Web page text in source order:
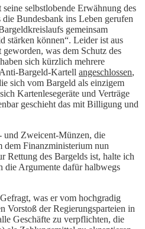
seine selbstlobende Erwähnung des
Bundesbank ins Leben gerufen
gemeinsam
stärken können“. Leider ist aus
was dem Schutz des
sich kürzlich mehrere
Bargeld-Kartell angeschlossen,
sich vom Bargeld als einzigem
Kartenlesegeräte und Verträge
geschieht das mit Billigung und
und Zweicent-Münzen, die
Finanzministerium nun
Rettung des Bargelds ist, halte ich
Argumente dafür halbwegs
was er vom hochgradig
Vorstoß der Regierungsparteien in
Geschäfte zu verpflichten, die